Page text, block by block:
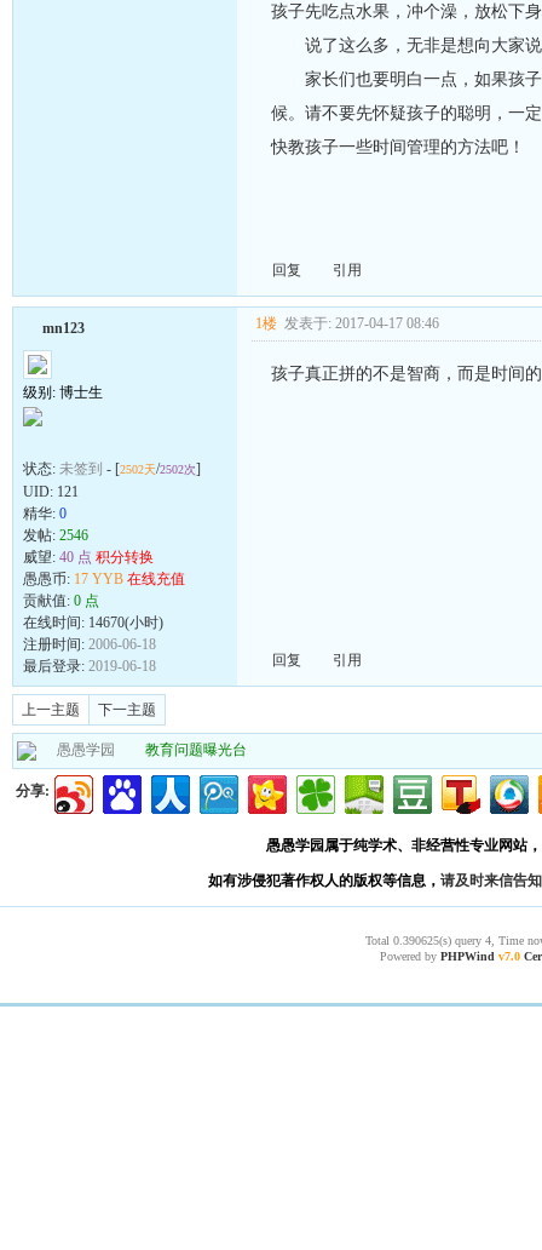
孩子先吃点水果，冲个澡，放松下
说了这么多，无非是想向大家说
家长们也要明白一点，如果孩子
候。请不要先怀疑孩子的聪明，一
快教孩子一些时间管理的方法吧！
回复 引用
mn123
级别: 博士生
状态: 未签到 - [2502天/2502次]
UID: 121
精华: 0
发帖: 2546
威望: 40 点 积分转换
愚愚币: 17 YYB 在线充值
贡献值: 0 点
在线时间: 14670(小时)
注册时间: 2006-06-18
最后登录: 2019-06-18
1楼 发表于: 2017-04-17 08:46
孩子真正拼的不是智商，而是时间
回复 引用
上一主题 下一主题
愚愚学园 教育问题曝光台
分享:
愚愚学园属于纯学术、非经营性专业网站
如有涉侵犯著作权人的版权等信息， 请及时来信告知
Total 0.390625(s) query 4, Time
Powered by PHPWind v7.0